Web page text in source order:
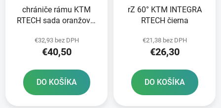
chrániče rámu KTM
RTECH sada oranžovo-
€32,93 bez DPH
€40,50
DO KOŠÍKA
rZ 60° KTM INTEGRA
RTECH čierna
€21,38 bez DPH
€26,30
DO KOŠÍKA